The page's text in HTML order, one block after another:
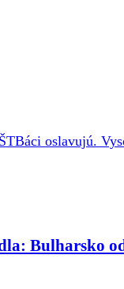
oslavujú.
Bulharsko